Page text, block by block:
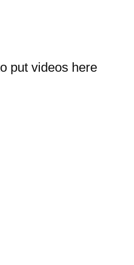
put videos here